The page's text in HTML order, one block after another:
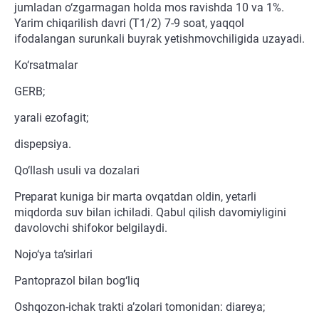
jumladan o‘zgarmagan holda mos ravishda 10 va 1%.
Yarim chiqarilish davri (T1/2) 7-9 soat, yaqqol
ifodalangan surunkali buyrak yetishmovchiligida uzayadi.
Ko‘rsatmalar
GERB;
yarali ezofagit;
dispepsiya.
Qo‘llash usuli va dozalari
Preparat kuniga bir marta ovqatdan oldin, yetarli
miqdorda suv bilan ichiladi. Qabul qilish davomiyligini
davolovchi shifokor belgilaydi.
Nojo‘ya ta’sirlari
Pantoprazol bilan bog‘liq
Oshqozon-ichak trakti a’zolari tomonidan: diareya;